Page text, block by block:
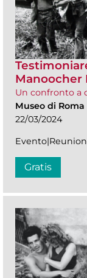
Manoocher
Un confronto a
Museo di
22/03/2024
Gratis